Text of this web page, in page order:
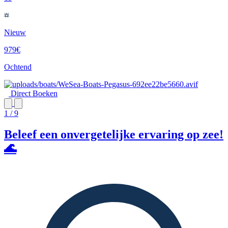
Nieuw
979€
Ochtend
Direct Boeken
1 / 9
Beleef een onvergetelijke ervaring op zee!
🌊